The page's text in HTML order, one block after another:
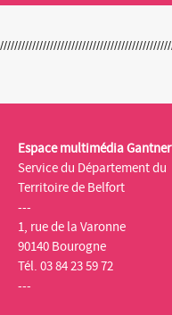
Espace multimédia Gantner
Service du Département du
Territoire de Belfort
---
1, rue de la Varonne
90140 Bourogne
Tél. 03 84 23 59 72
---